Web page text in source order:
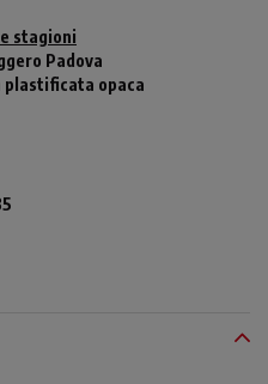
stagioni
Padova
plastificata opaca